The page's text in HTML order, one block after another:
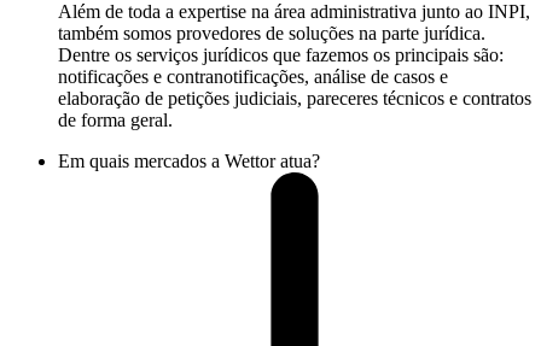
Além de toda a expertise na área administrativa junto ao INPI,
também somos provedores de soluções na parte jurídica.
Dentre os serviços jurídicos que fazemos os principais são:
notificações e contranotificações, análise de casos e
elaboração de petições judiciais, pareceres técnicos e contratos
de forma geral.
Em quais mercados a Wettor atua?